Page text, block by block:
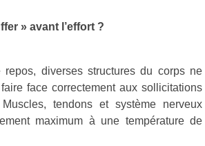
» avant l’effort ?
repos, diverses structures du corps ne
face correctement aux sollicitations
tendons et système nerveux
maximum à une température de